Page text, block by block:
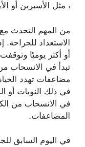
، مثل الأسبرين أو
من المهم التحدث
الاستعداد للجراحة.
أو أكثر يوميًا
تبدأ في الانسحاب
مضاعفات تهدد
في ذلك النوبات
في الانسحاب من
المضاعفات.
في اليوم السابق